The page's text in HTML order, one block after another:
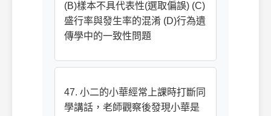
(B)樣本不具代表性(選取偏誤) (C)
盛行率與發生率的混淆 (D)行為遺
傳學中的一致性問題
47. 小二的小華經常上課時打斷同
學講話，老師觀察後發現小華是